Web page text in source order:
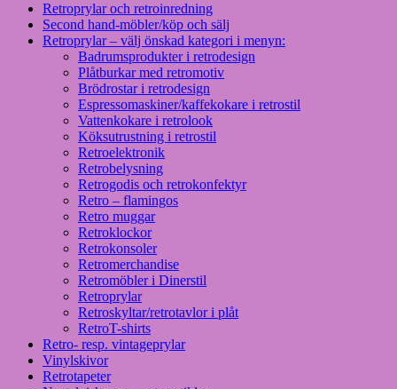
Retroprylar och retroinredning
Second hand-möbler/köp och sälj
Retroprylar – välj önskad kategori i menyn:
Badrumsprodukter i retrodesign
Plåtburkar med retromotiv
Brödrostar i retrodesign
Espressomaskiner/kaffekokare i retrostil
Vattenkokare i retrolook
Köksutrustning i retrostil
Retroelektronik
Retrobelysning
Retrogodis och retrokonfektyr
Retro – flamingos
Retro muggar
Retroklockor
Retrokonsoler
Retromerchandise
Retromöbler i Dinerstil
Retroprylar
Retroskyltar/retrotavlor i plåt
RetroT-shirts
Retro- resp. vintageprylar
Vinylskivor
Retrotapeter